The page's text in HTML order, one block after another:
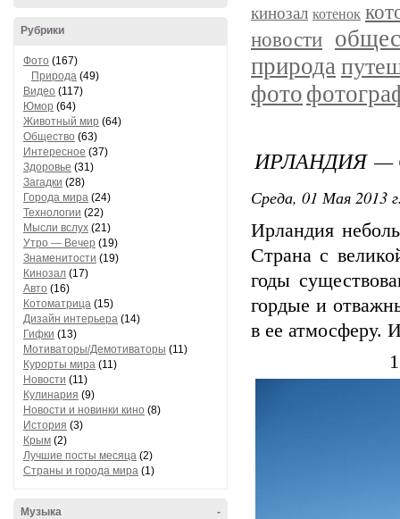
Рубрики
Фото (167)
Природа (49)
Видео (117)
Юмор (64)
Животный мир (64)
Общество (63)
Интересное (37)
Здоровье (31)
Загадки (28)
Города мира (24)
Технологии (22)
Мысли вслух (21)
Утро — Вечер (19)
Знаменитости (19)
Кинозал (17)
Авто (16)
Котоматрица (15)
Дизайн интерьера (14)
Гифки (13)
Мотиваторы/Демотиваторы (11)
Курорты мира (11)
Новости (11)
Кулинария (9)
Новости и новинки кино (8)
История (3)
Крым (2)
Лучшие посты месяца (2)
Страны и города мира (1)
-
Музыка
кинозал котенок
новости
природа
фото
ИРЛАНДИЯ —
Среда, 01 Мая 2013
Ирландия
Страна с
годы
гордые и
в ее атмосферу.